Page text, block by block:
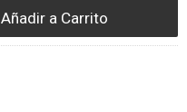
Añadir a Carrito